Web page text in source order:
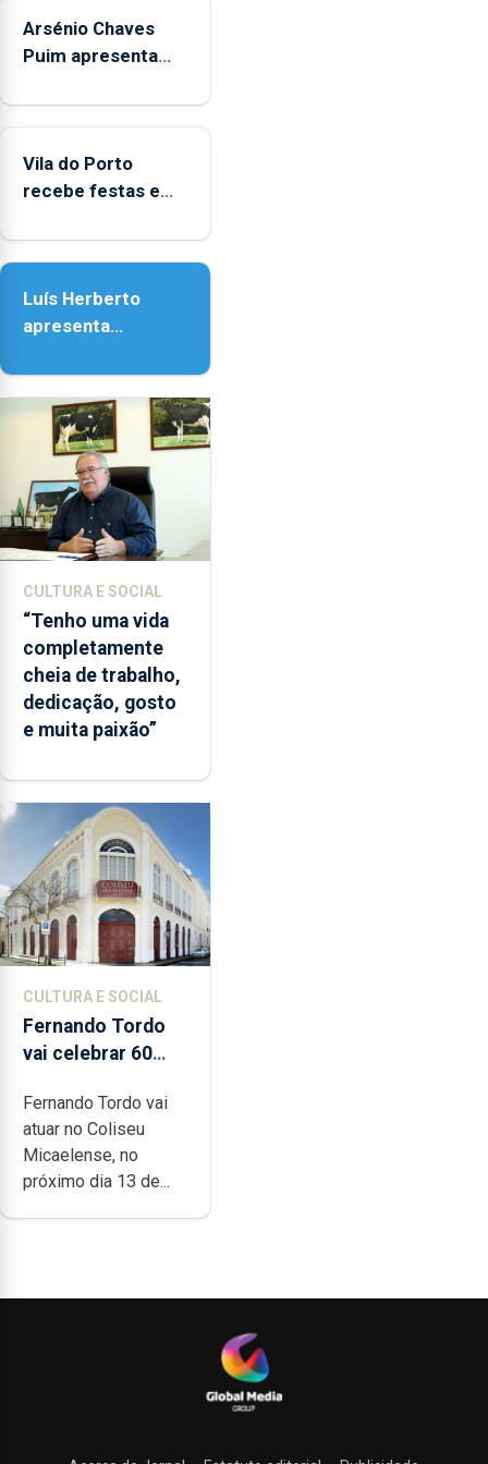
durante
o
de
entre
as
e
as
18h00.
Arsénio Chaves
Puim apresenta
de Vila do Porto
Vila do Porto
recebe festas em
Senhora da
Luís Herberto
apresenta
Paisagem’
CULTURA E SOCIAL
“Tenho uma vida
completamente
cheia de trabalho,
dedicação, gosto
e muita paixão”
CULTURA E SOCIAL
Fernando Tordo
vai celebrar 60
no Coliseu
Micaelense
Fernando Tordo vai
atuar no Coliseu
Micaelense, no
próximo dia 13 de...